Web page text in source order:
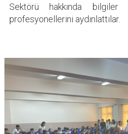
Sektörü hakkında bilgiler
profesyonellerini aydınlattılar.